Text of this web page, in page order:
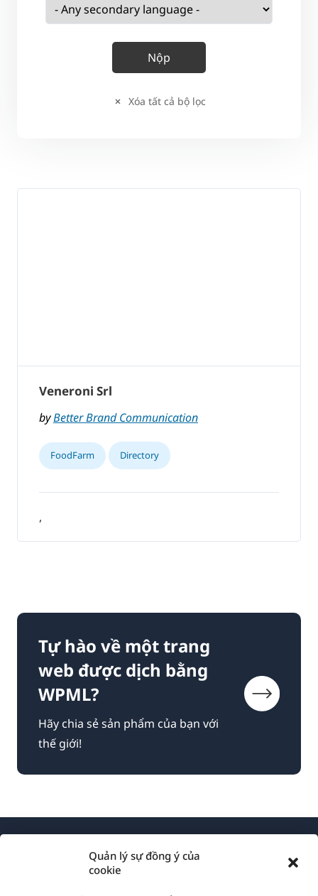
Quản lý sự đồng ý của
cookie
Xóa tất cả bộ lọc
Veneroni Srl
byBetter Brand Communication
FoodFarm Directory
,
Tự hào về một trang
web được dịch bằng
WPML?
Hãy chia sẻ sản phẩm của bạn với
thế giới!